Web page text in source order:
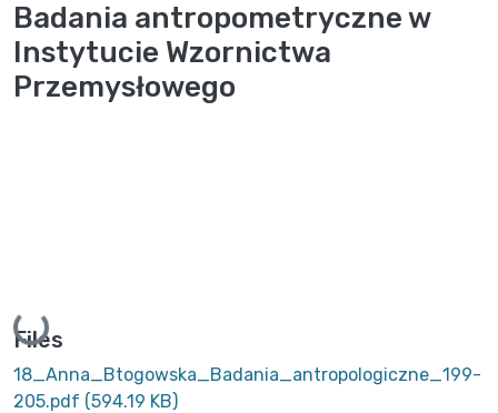
Badania antropometryczne w
Instytucie Wzornictwa
Przemysłowego
Loading...
Files
18_Anna_Btogowska_Badania_antropologiczne_199-
205.pdf (594.19 KB)